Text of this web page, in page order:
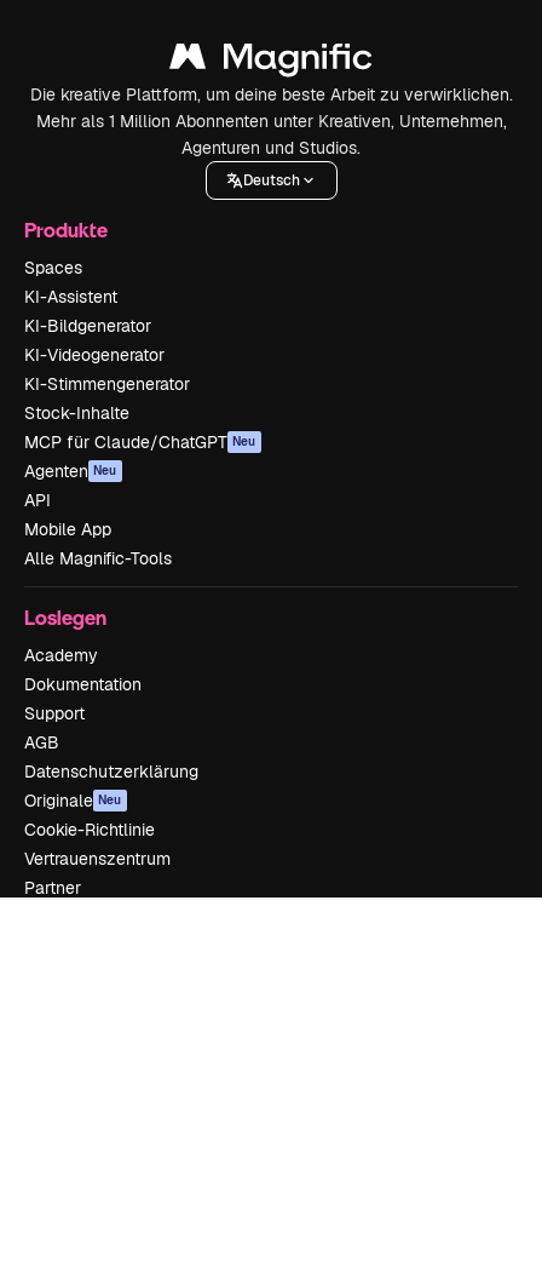
Die kreative Plattform, um deine beste Arbeit zu verwirklichen.
Mehr als 1 Million Abonnenten unter Kreativen, Unternehmen,
Agenturen und Studios.
Deutsch
Produkte
Spaces
KI-Assistent
KI-Bildgenerator
KI-Videogenerator
KI-Stimmengenerator
Stock-Inhalte
MCP für Claude/ChatGPT Neu
Agenten Neu
API
Mobile App
Alle Magnific-Tools
Loslegen
Academy
Dokumentation
Support
AGB
Datenschutzerklärung
Originale Neu
Cookie-Richtlinie
Vertrauenszentrum
Partner